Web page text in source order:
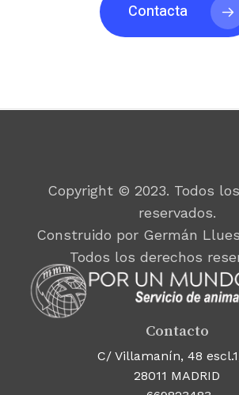
Contacta
Copyright © 2023. Todos
reservados.
Construido por Germán
Todos los derechos
Contacto
C/ Villamanín, 48
28011 MADRID